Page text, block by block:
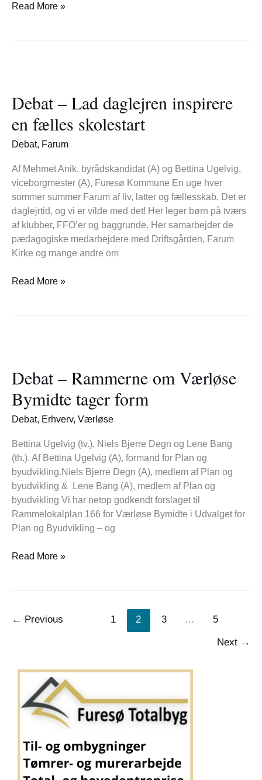
Read More »
Debat – Lad daglejren inspirere
en fælles skolestart
Debat, Farum
Af Mehmet Anik, byrådskandidat (A) og Bettina Ugelvig,
viceborgmester (A), Furesø Kommune En uge hver
sommer summer Farum af liv, latter og fællesskab. Det er
daglejrtid, og vi er vilde med det! Her leger børn på tværs
af klubber, FFO’er og baggrunde. Her samarbejder de
pædagogiske medarbejdere med Driftsgården, Farum
Kirke og mange andre om
Lad
daglejren
inspirere
en
skolestart
Read More »
Debat – Rammerne om Værløse
Bymidte tager form
Debat, Erhverv, Værløse
Bettina Ugelvig (tv.), Niels Bjerre Degn og Lene Bang
(th.). Af Bettina Ugelvig (A), formand for Plan og
byudvikling.Niels Bjerre Degn (A), medlem af Plan og
byudvikling & Lene Bang (A), medlem af Plan og
byudvikling Vi har netop godkendt forslaget til
Rammelokalplan 166 for Værløse Bymidte i Udvalget for
Plan og Byudvikling – og
Rammerne
om
Værløse
Bymidte
form
Read More »
← Previous 1 2 3 … 5
Next →